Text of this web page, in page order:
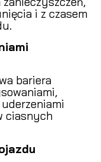
i z czasem
bariera
ciasnych